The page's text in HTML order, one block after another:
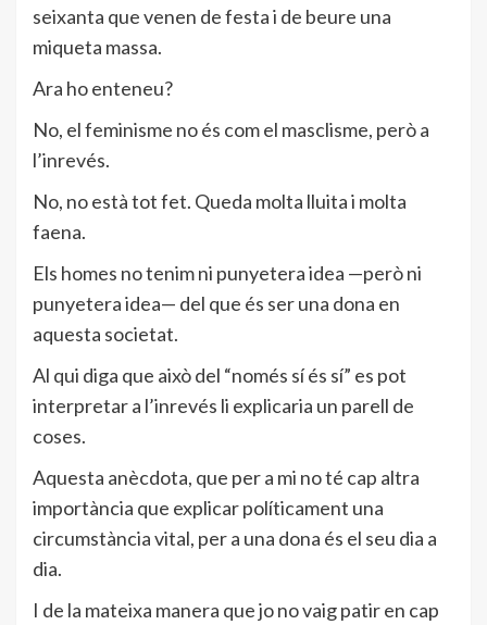
seixanta que venen de festa i de beure una
miqueta massa.
Ara ho enteneu?
No, el feminisme no és com el masclisme, però a
l’inrevés.
No, no està tot fet. Queda molta lluita i molta
faena.
Els homes no tenim ni punyetera idea —però ni
punyetera idea— del que és ser una dona en
aquesta societat.
Al qui diga que això del “només sí és sí” es pot
interpretar a l’inrevés li explicaria un parell de
coses.
Aquesta anècdota, que per a mi no té cap altra
importància que explicar políticament una
circumstància vital, per a una dona és el seu dia a
dia.
I de la mateixa manera que jo no vaig patir en cap